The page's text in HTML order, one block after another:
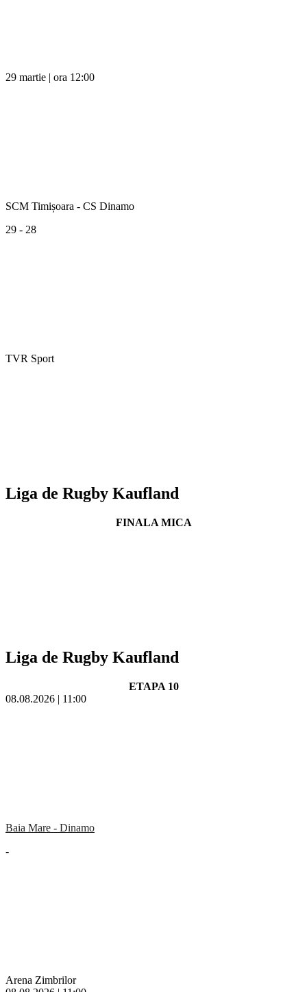
29 martie | ora 12:00
SCM Timișoara - CS Dinamo
29 - 28
TVR Sport
Liga de Rugby Kaufland
FINALA MICA
Liga de Rugby Kaufland
ETAPA 10
08.08.2026 | 11:00
Baia Mare - Dinamo
-
Arena Zimbrilor